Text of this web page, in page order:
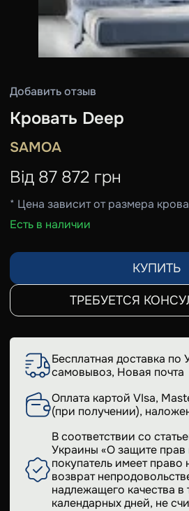
Добавить отзыв
Кровать Deep
SAMOA
Від 87 872 грн
* Цена зависит от размера
Есть в наличии
КУПИТЬ
ТРЕБУЕТСЯ
Бесплатная доставка по
самовывоз, Новая почта
Оплата картой VIsa,
(при получении),
В соответствии со
Украины «О защите прав
покупатель имеет право
возврат
надлежащего качества в
календарных дней, не